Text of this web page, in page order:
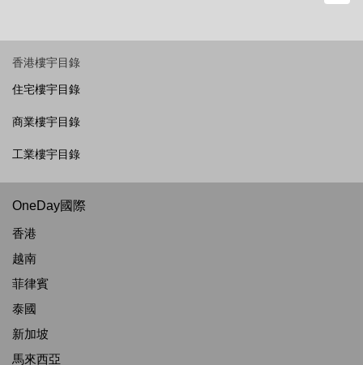
香港樓宇目錄
住宅樓宇目錄
商業樓宇目錄
工業樓宇目錄
OneDay國際
香港
越南
菲律賓
泰國
新加坡
馬來西亞